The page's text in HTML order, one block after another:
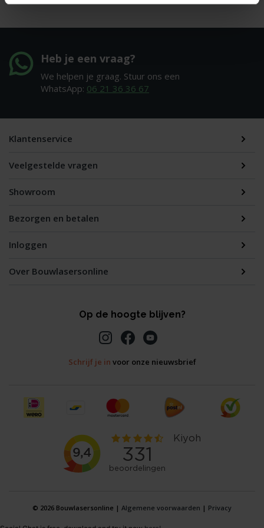
Heb je een vraag?
We helpen je graag. Stuur ons een
WhatsApp: 06 21 36 36 67
Klantenservice
Veelgestelde vragen
Showroom
Bezorgen en betalen
Inloggen
Over Bouwlasersonline
Op de hoogte blijven?
Schrijf je in voor onze nieuwsbrief
© 2026 Bouwlasersonline | Algemene voorwaarden | Privacy